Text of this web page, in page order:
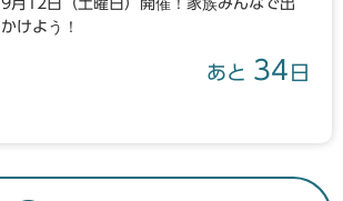
9月12日（土曜日）開催！家族みんなで出
かけよう！
あと 34 日